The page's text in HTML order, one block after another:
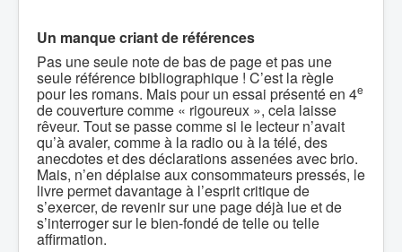
Un manque criant de références
Pas une seule note de bas de page et pas une
seule référence bibliographique ! C’est la règle
pour les romans. Mais pour un essai présenté en 4e
de couverture comme « rigoureux », cela laisse
rêveur. Tout se passe comme si le lecteur n’avait
qu’à avaler, comme à la radio ou à la télé, des
anecdotes et des déclarations assenées avec brio.
Mais, n’en déplaise aux consommateurs pressés, le
livre permet davantage à l’esprit critique de
s’exercer, de revenir sur une page déjà lue et de
s’interroger sur le bien-fondé de telle ou telle
affirmation.